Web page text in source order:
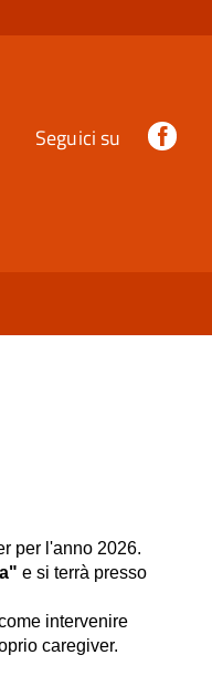
Seguici su
per l'anno 2026.
e si terrà presso
intervenire
caregiver.